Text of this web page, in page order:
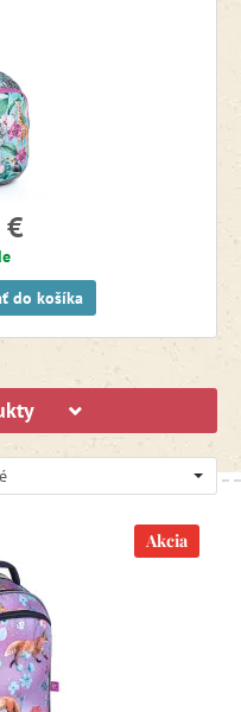
€
do košíka
Akcia